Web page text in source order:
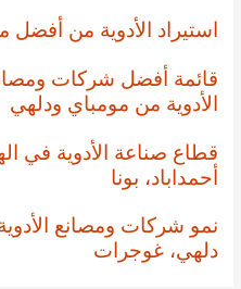
استيراد الأدوية من أفضل
قائمة أفضل شركات ومصانع
الأدوية من مومباي ودلهي
قطاع صناعة الأدوية في
أحمداباد، بونا
نمو شركات ومصانع
دلهي، غوجرات